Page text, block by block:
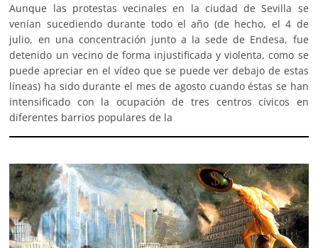
Aunque las protestas vecinales en la ciudad de Sevilla se
venían sucediendo durante todo el año (de hecho, el 4 de
julio, en una concentración junto a la sede de Endesa, fue
detenido un vecino de forma injustificada y violenta, como se
puede apreciar en el vídeo que se puede ver debajo de estas
líneas) ha sido durante el mes de agosto cuando éstas se han
intensificado con la ocupación de tres centros cívicos en
diferentes barrios populares de la